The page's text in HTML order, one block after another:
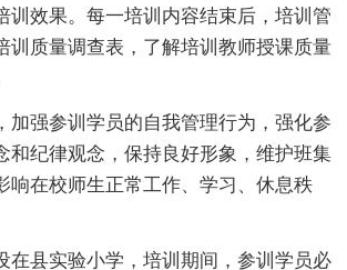
训效果。每一培训内容结束后，培训管
训质量调查表，了解培训教师授课质量
加强参训学员的自我管理行为，强化参
和纪律观念，保持良好形象，维护班集
响在校师生正常工作、学习、休息秩
在县实验小学，培训期间，参训学员必